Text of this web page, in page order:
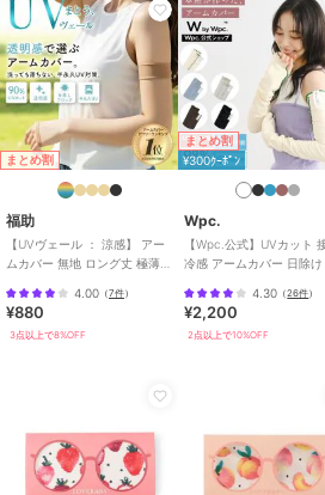
サイズ F
素材
糸...レーヨン キュプラ
（紗）...ポリエステル
エステルウレタン...
接着糊...酢酸ビニール
ン/丸カン...真鍮 ニッケ
商品のお取り扱い方法
日本
まとめ割
福助
【UVヴェール ： 涼感】 アー
ムカバー 無地 ロング丈 極薄ス
くい
4.00 （7件）
¥880
3点以上で8%OFF
まとめ割
¥300ｸｰﾎﾟﾝ
Wpc.
【Wpc.公式】UVカット
冷感 アームカバー 日除け
ス
4.30 （26件）
¥2,200
2点以上で10%OFF